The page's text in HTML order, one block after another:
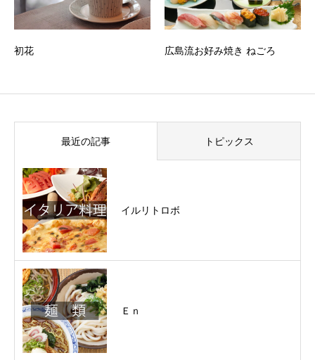
初花 広島流お好み焼き ねごろ
最近の記事 トピックス
イルリトロボ
Ｅｎ